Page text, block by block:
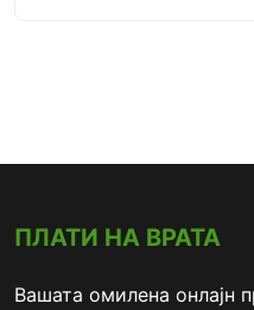
ПЛАТИ НА ВРАТА
Вашата омилена онлајн